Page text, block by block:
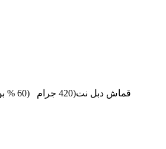
قماش دبل نت(420 جرام (60 % بوليستر ) (15% فسكوز ) و فرخين اسفنج 1.5سم كثافة 18 سوفت فى كل وجه طبقة